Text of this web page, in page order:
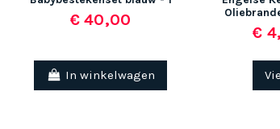
€ 40,00
In winkelwagen
€